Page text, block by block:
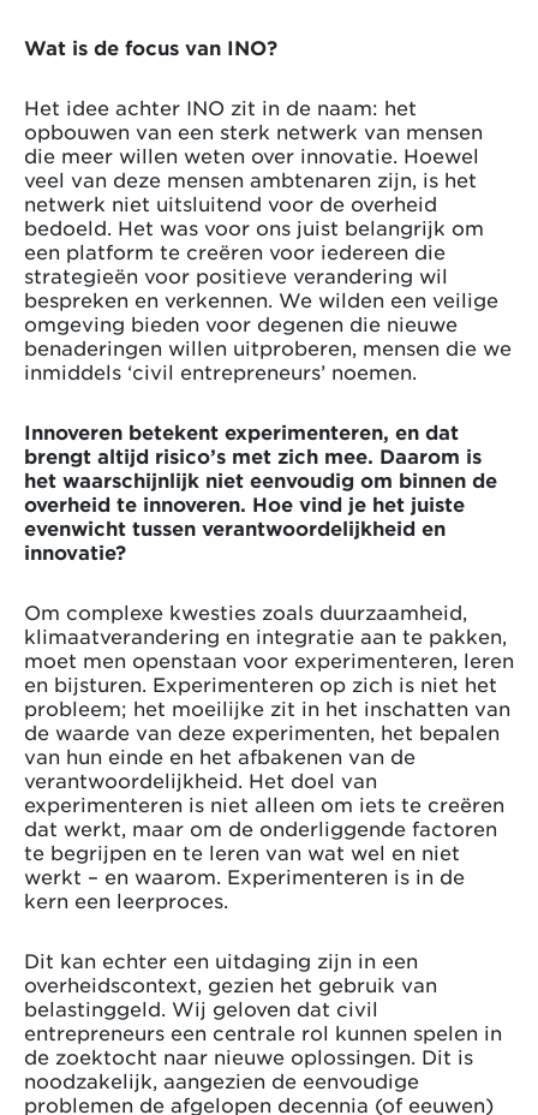
Wat is de focus van INO?
Het idee achter INO zit in de naam: het
opbouwen van een sterk netwerk van mensen
die meer willen weten over innovatie. Hoewel
veel van deze mensen ambtenaren zijn, is het
netwerk niet uitsluitend voor de overheid
bedoeld. Het was voor ons juist belangrijk om
een platform te creëren voor iedereen die
strategieën voor positieve verandering wil
bespreken en verkennen. We wilden een veilige
omgeving bieden voor degenen die nieuwe
benaderingen willen uitproberen, mensen die we
inmiddels ‘civil entrepreneurs’ noemen.
Innoveren betekent experimenteren, en dat
brengt altijd risico’s met zich mee. Daarom is
het waarschijnlijk niet eenvoudig om binnen de
overheid te innoveren. Hoe vind je het juiste
evenwicht tussen verantwoordelijkheid en
innovatie?
Om complexe kwesties zoals duurzaamheid,
klimaatverandering en integratie aan te pakken,
moet men openstaan voor experimenteren, leren
en bijsturen. Experimenteren op zich is niet het
probleem; het moeilijke zit in het inschatten van
de waarde van deze experimenten, het bepalen
van hun einde en het afbakenen van de
verantwoordelijkheid. Het doel van
experimenteren is niet alleen om iets te creëren
dat werkt, maar om de onderliggende factoren
te begrijpen en te leren van wat wel en niet
werkt – en waarom. Experimenteren is in de
kern een leerproces.
Dit kan echter een uitdaging zijn in een
overheidscontext, gezien het gebruik van
belastinggeld. Wij geloven dat civil
entrepreneurs een centrale rol kunnen spelen in
de zoektocht naar nieuwe oplossingen. Dit is
noodzakelijk, aangezien de eenvoudige
problemen de afgelopen decennia (of eeuwen)